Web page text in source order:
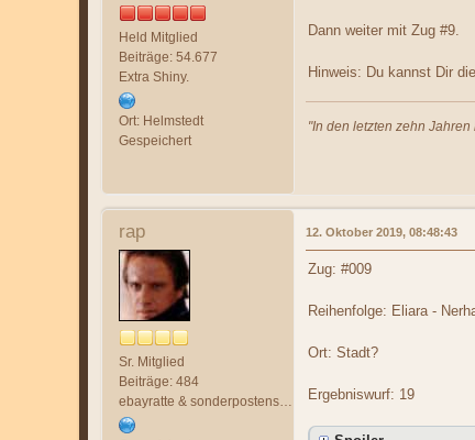
Held Mitglied
Beiträge: 54.677
Extra Shiny.
Ort: Helmstedt
Gespeichert
Dann weiter mit Zug #9.
Hinweis: Du kannst Dir
"In den letzten zehn
rap
Sr. Mitglied
Beiträge: 484
12. Oktober 2019, 08:48:43
Zug: #009
Reihenfolge: Eliara -
Ort: Stadt?
Ergebniswurf: 19